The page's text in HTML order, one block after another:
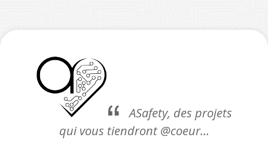
ASafety, des projets
qui vous tiendront @coeur…